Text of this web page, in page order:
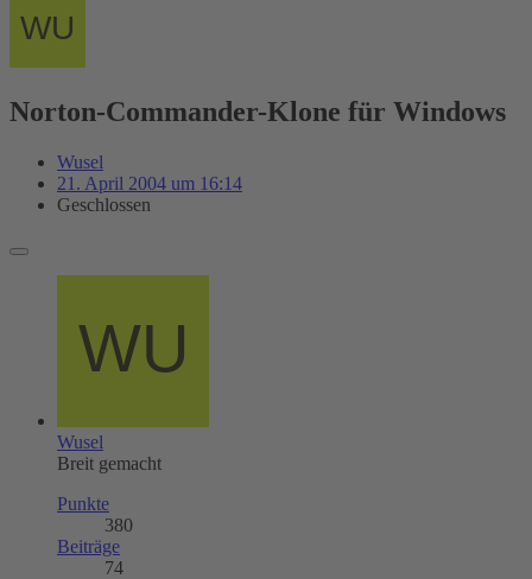
Norton-Commander-Klone für Windows
Wusel
21. April 2004 um 16:14
Geschlossen
Wusel
Breit gemacht
Punkte
380
Beiträge
74